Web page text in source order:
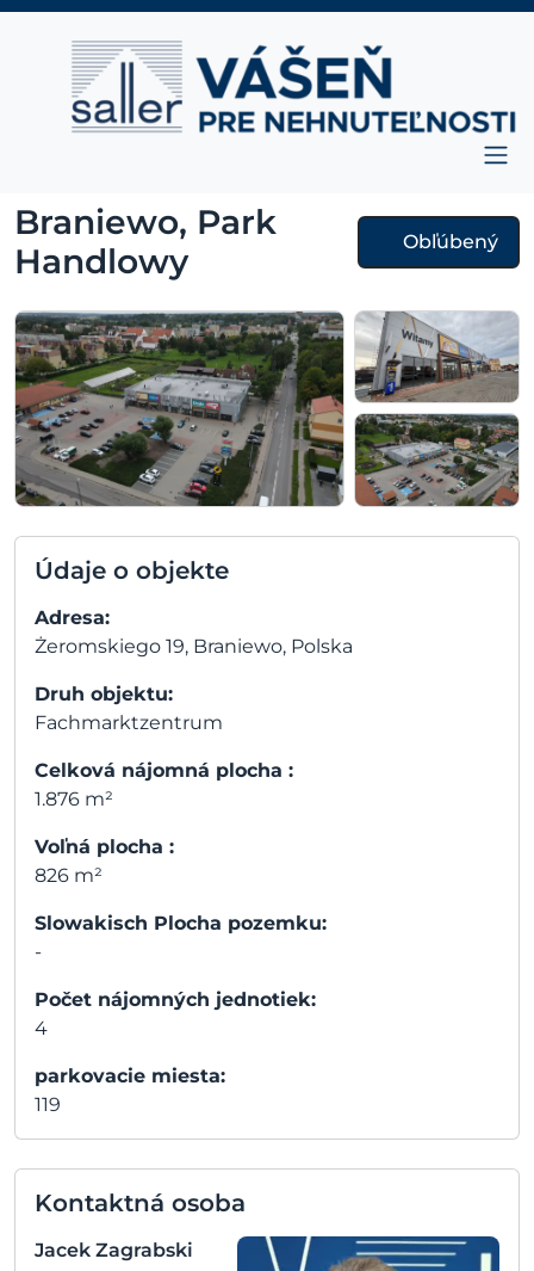
Hlavná navigácia
Braniewo, Park
Handlowy
Obľúbený
Údaje o objekte
Adresa:
Żeromskiego 19, Braniewo, Polska
Druh objektu:
Fachmarktzentrum
Celková nájomná plocha :
1.876 m²
Voľná plocha :
826 m²
Slowakisch Plocha pozemku:
-
Počet nájomných jednotiek:
4
parkovacie miesta:
119
Kontaktná osoba
Jacek Zagrabski